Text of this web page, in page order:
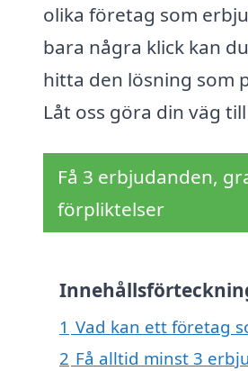
olika företag som
bara några klick kan
hitta den lösning som
Låt oss göra din väg
Få 3 erbjudanden,
förpliktelser
1 Vad kan ett företag
2 Få alltid minst 3